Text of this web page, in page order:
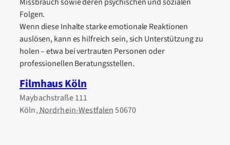
Folgen.
Wenn diese Inhalte starke emotionale Reaktionen
auslösen, kann es hilfreich sein, sich Unterstützung zu
holen – etwa bei vertrauten Personen oder
professionellen Beratungsstellen.
Filmhaus Köln
Maybachstraße 111
Köln,Nordrhein-Westfalen 50670